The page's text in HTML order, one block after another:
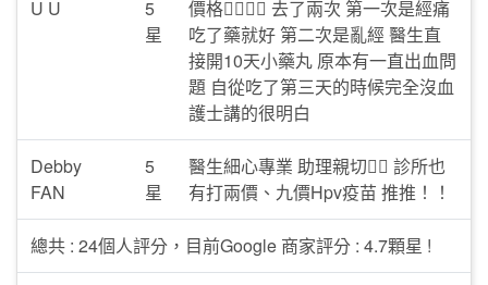
U U
5
星
價格👍🏻👍🏻 去了兩次 第一次是經痛
吃了藥就好 第二次是亂經 醫生直
接開10天小藥丸 原本有一直出血問
題 自從吃了第三天的時候完全沒血
護士講的很明白
Debby
FAN
5
星
醫生細心專業 助理親切👍🏻 診所也
有打兩價、九價Hpv疫苗 推推！！
總共 : 24個人評分，目前Google 商家評分 : 4.7顆星 !